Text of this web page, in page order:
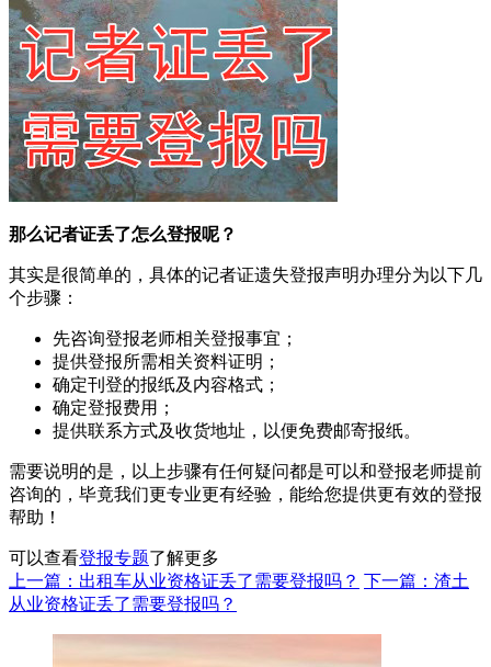
那么记者证丢了怎么登报呢？
其实是很简单的，具体的记者证遗失登报声明办理分为以下几
个步骤：
先咨询登报老师相关登报事宜；
提供登报所需相关资料证明；
确定刊登的报纸及内容格式；
确定登报费用；
提供联系方式及收货地址，以便免费邮寄报纸。
需要说明的是，以上步骤有任何疑问都是可以和登报老师提前
咨询的，毕竟我们更专业更有经验，能给您提供更有效的登报
帮助！
可以查看登报专题了解更多
上一篇：出租车从业资格证丢了需要登报吗？ 下一篇：渣土
从业资格证丢了需要登报吗？